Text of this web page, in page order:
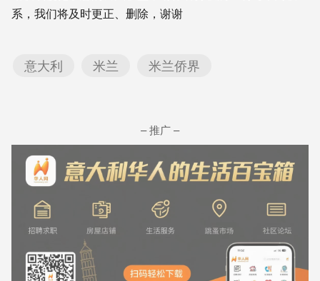
系，我们将及时更正、删除，谢谢
意大利 米兰 米兰侨界
– 推广 –